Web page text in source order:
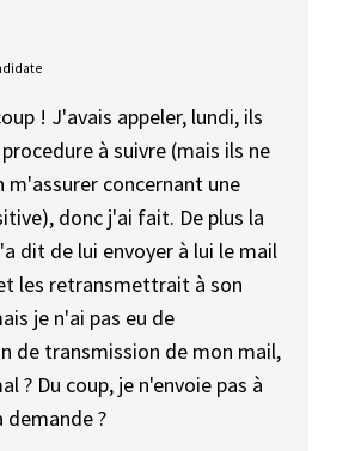
! J'avais appeler, lundi, ils
à suivre (mais ils ne
m'assurer concernant une
donc j'ai fait. De plus la
dit de lui envoyer à lui le mail
les retransmettrait à son
je n'ai pas eu de
de transmission de mon mail,
? Du coup, je n'envoie pas à
demande ?